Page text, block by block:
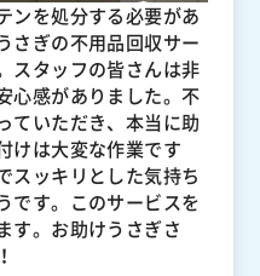
ンを処分する必要があ
さぎの不用品回収サー
スタッフの皆さんは非
心感がありました。不
ていただき、本当に助
けは大変な作業です
スッキリとした気持ち
です。このサービスを
す。お助けうさぎさ